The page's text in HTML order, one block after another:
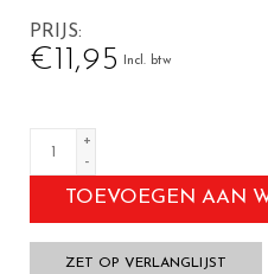
PRIJS
€11,95 Incl. btw
+
-
TOEVOEGEN AAN
ZET OP VERLANGLIJST